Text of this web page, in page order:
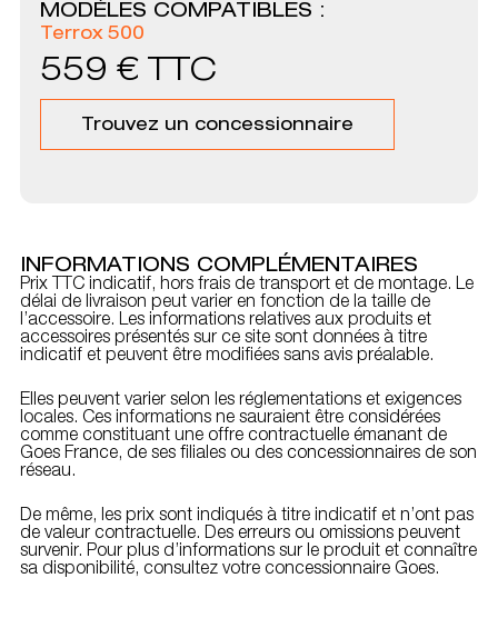
MODÈLES COMPATIBLES :
Terrox 500
559 € TTC
Trouvez un concessionnaire
INFORMATIONS COMPLÉMENTAIRES
Prix TTC indicatif, hors frais de transport et de montage. Le
délai de livraison peut varier en fonction de la taille de
l’accessoire. Les informations relatives aux produits et
accessoires présentés sur ce site sont données à titre
indicatif et peuvent être modifiées sans avis préalable.
Elles peuvent varier selon les réglementations et exigences
locales. Ces informations ne sauraient être considérées
comme constituant une offre contractuelle émanant de
Goes France, de ses filiales ou des concessionnaires de son
réseau.
De même, les prix sont indiqués à titre indicatif et n’ont pas
de valeur contractuelle. Des erreurs ou omissions peuvent
survenir. Pour plus d’informations sur le produit et connaître
sa disponibilité, consultez votre concessionnaire Goes.